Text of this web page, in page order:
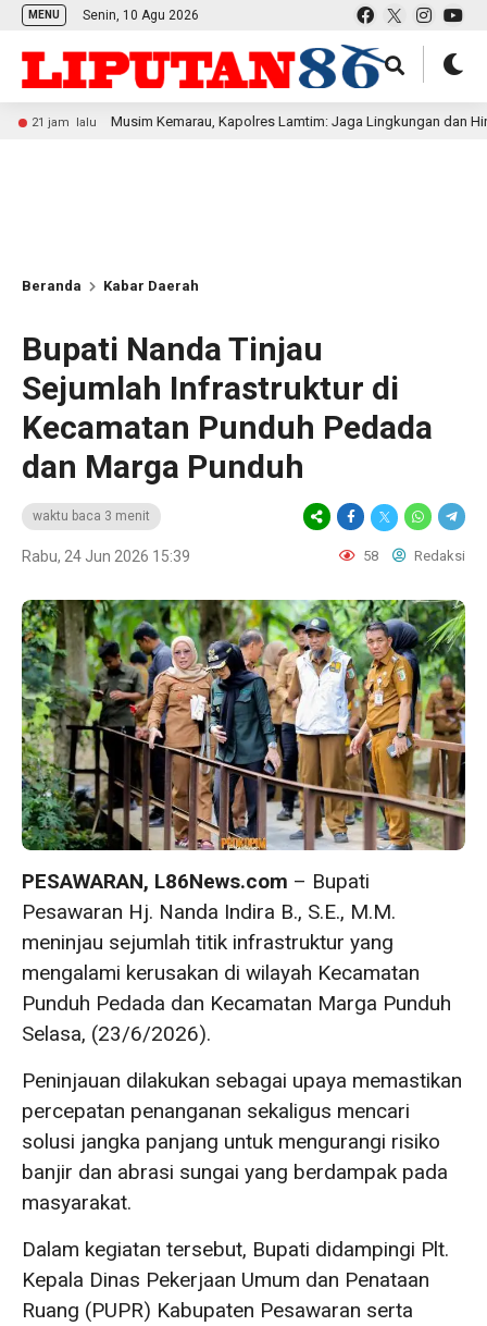
MENU Senin, 10 Agu 2026
Musim Kemarau, Kapolres Lamtim: Jaga Lingkungan dan Hindari
Beranda Kabar Daerah
Bupati Nanda Tinjau
Sejumlah Infrastruktur di
Kecamatan Punduh Pedada
dan Marga Punduh
waktu baca 3 menit
Rabu, 24 Jun 2026 15:39 58 Redaksi
PESAWARAN, L86News.com – Bupati
Pesawaran Hj. Nanda Indira B., S.E., M.M.
meninjau sejumlah titik infrastruktur yang
mengalami kerusakan di wilayah Kecamatan
Punduh Pedada dan Kecamatan Marga Punduh
Selasa, (23/6/2026).
Peninjauan dilakukan sebagai upaya memastikan
percepatan penanganan sekaligus mencari
solusi jangka panjang untuk mengurangi risiko
banjir dan abrasi sungai yang berdampak pada
masyarakat.
Dalam kegiatan tersebut, Bupati didampingi Plt.
Kepala Dinas Pekerjaan Umum dan Penataan
Ruang (PUPR) Kabupaten Pesawaran serta